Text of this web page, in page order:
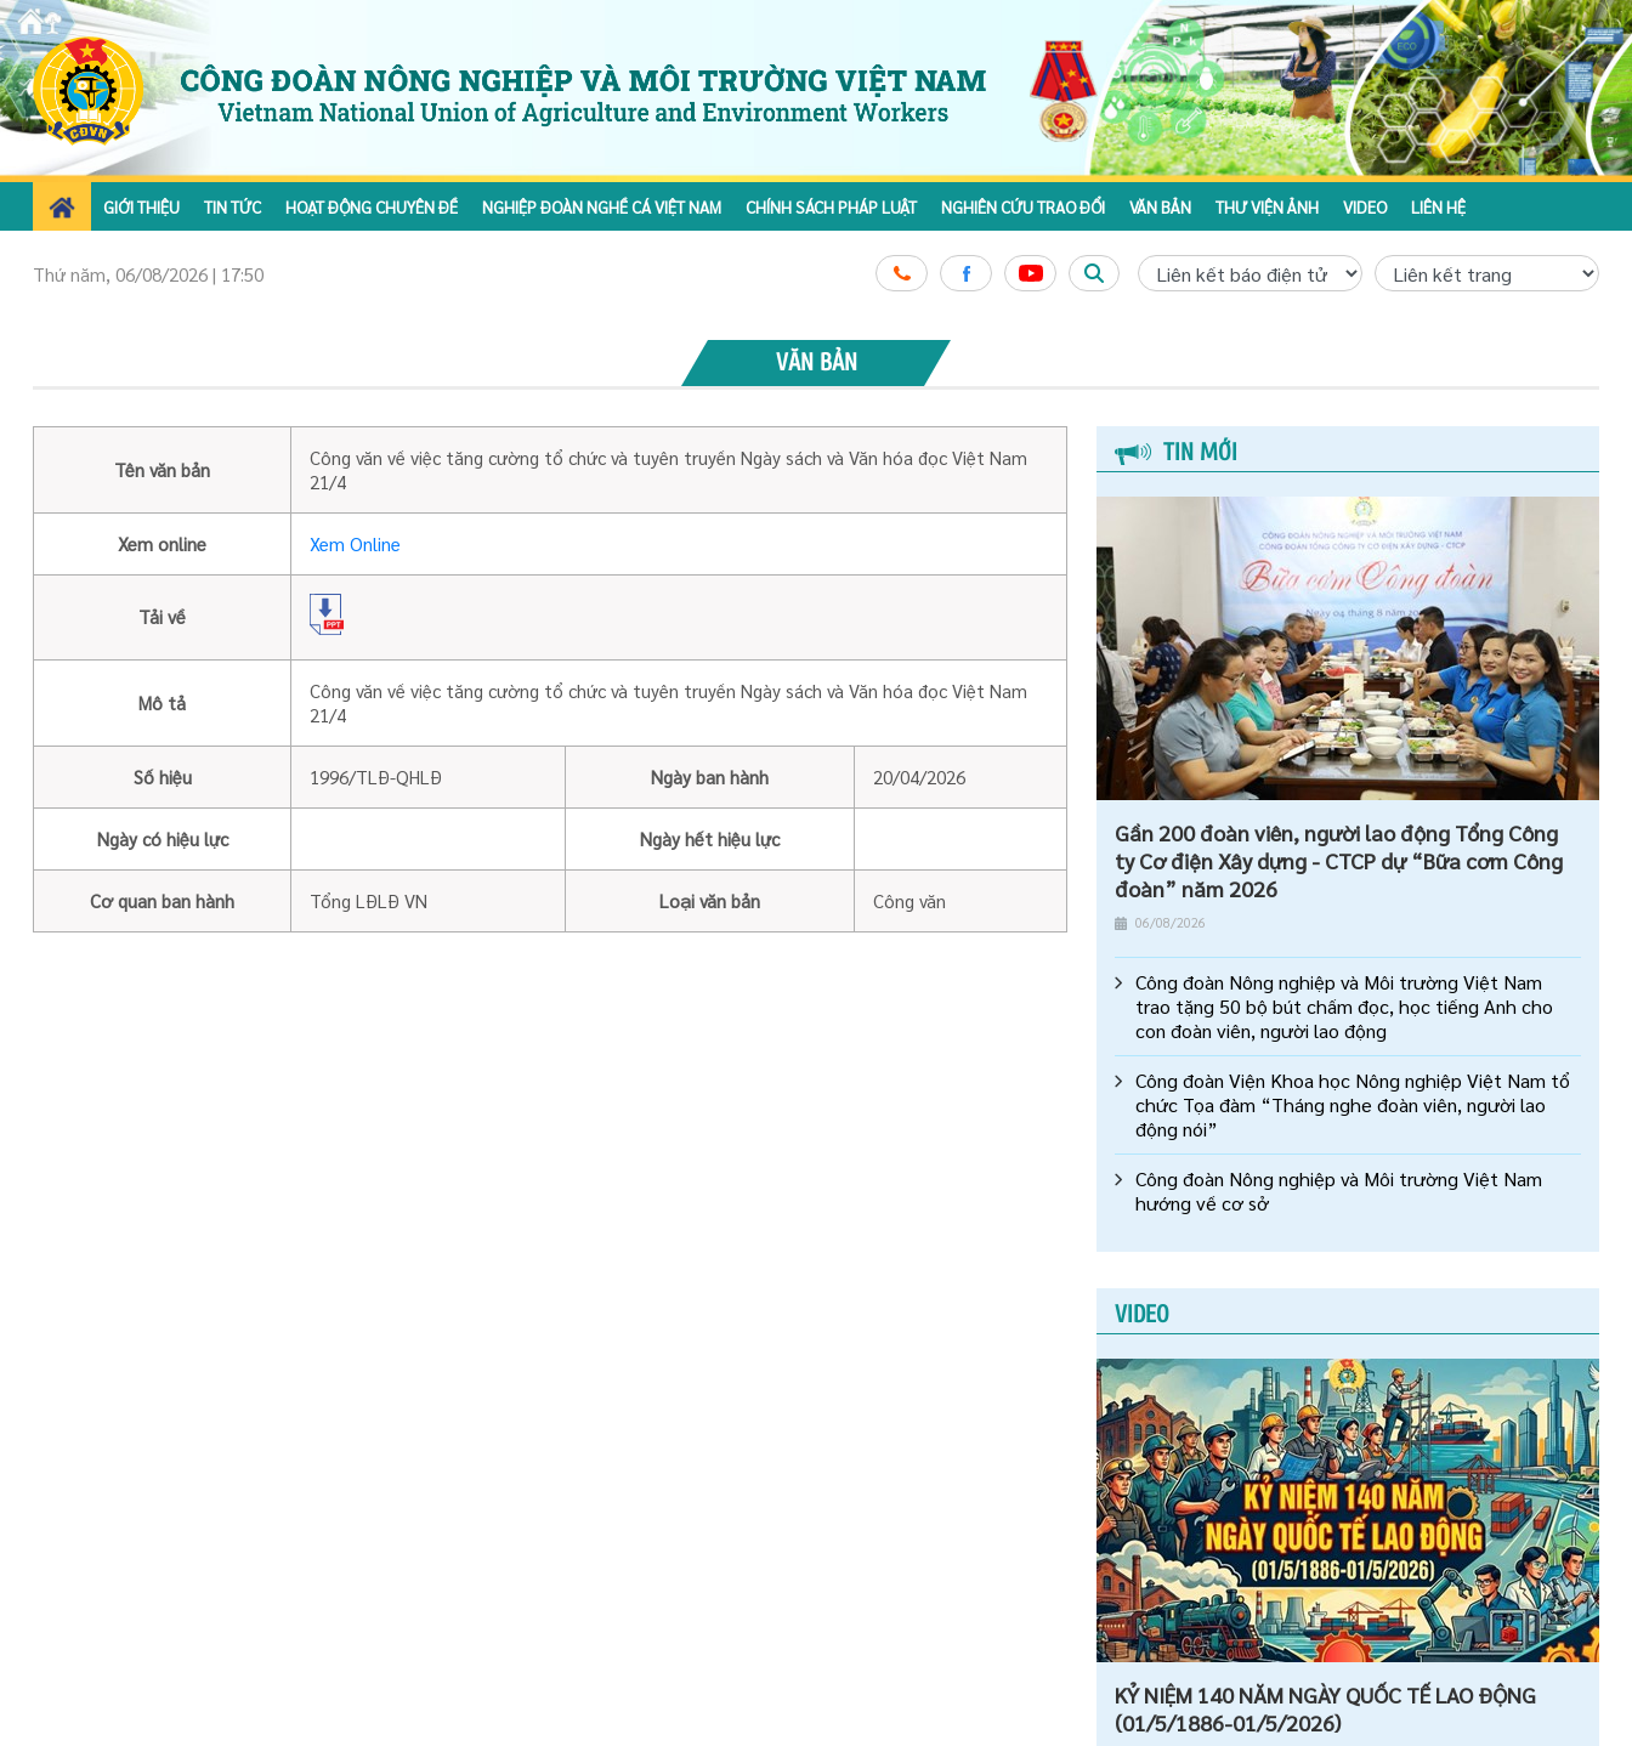
GIỚI THIỆU TIN TỨC HOẠT ĐỘNG CHUYÊN ĐỀ NGHIỆP ĐOÀN NGHỀ CÁ VIỆT NAM CHÍNH SÁCH PHÁP LUẬT NGHIÊN CỨU TRAO ĐỔI VĂN BẢN THƯ VIỆN ẢNH VIDEO LIÊN HỆ
Thứ năm, 06/08/2026 | 17:50
VĂN BẢN
Tên văn bản
Công văn về việc tăng cường tổ chức và tuyên truyền Ngày sách và Văn hóa đọc Việt Nam
21/4
Xem online Xem Online
Tải về
Mô tả
Công văn về việc tăng cường tổ chức và tuyên truyền Ngày sách và Văn hóa đọc Việt Nam
21/4
Số hiệu 1996/TLĐ-QHLĐ Ngày ban hành 20/04/2026
Ngày có hiệu lực Ngày hết hiệu lực
Cơ quan ban hành Tổng LĐLĐ VN Loại văn bản Công văn
TIN MỚI
Gần 200 đoàn viên, người lao động Tổng Công
ty Cơ điện Xây dựng - CTCP dự “Bữa cơm Công
đoàn” năm 2026
06/08/2026
Công đoàn Nông nghiệp và Môi trường Việt Nam
trao tặng 50 bộ bút chấm đọc, học tiếng Anh cho
con đoàn viên, người lao động
Công đoàn Viện Khoa học Nông nghiệp Việt Nam tổ
chức Tọa đàm “Tháng nghe đoàn viên, người lao
động nói”
Công đoàn Nông nghiệp và Môi trường Việt Nam
hướng về cơ sở
VIDEO
KỶ NIỆM 140 NĂM NGÀY QUỐC TẾ LAO ĐỘNG
(01/5/1886-01/5/2026)